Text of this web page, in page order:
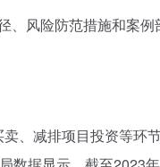
风险防范措施和案
、减排项目投资等环